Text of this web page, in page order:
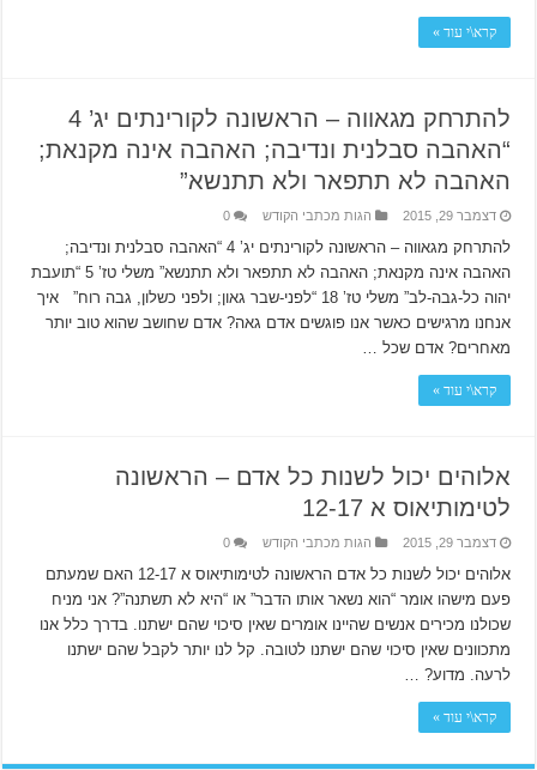
קרא\י עוד »
להתרחק מגאווה – הראשונה לקורינתים יג’ 4
“האהבה סבלנית ונדיבה; האהבה אינה מקנאת;
האהבה לא תתפאר ולא תתנשא”
דצמבר 29, 2015 הגות מכתבי הקודש 0
להתרחק מגאווה – הראשונה לקורינתים יג’ 4 “האהבה סבלנית ונדיבה;
האהבה אינה מקנאת; האהבה לא תתפאר ולא תתנשא” משלי טז’ 5 “תועבת
יהוה כל-גבה-לב” משלי טז’ 18 “לפני-שבר גאון; ולפני כשלון, גבה רוח” איך
אנחנו מרגישים כאשר אנו פוגשים אדם גאה? אדם שחושב שהוא טוב יותר
מאחרים? אדם שכל …
קרא\י עוד »
אלוהים יכול לשנות כל אדם – הראשונה
לטימותיאוס א 12-17
דצמבר 29, 2015 הגות מכתבי הקודש 0
אלוהים יכול לשנות כל אדם הראשונה לטימותיאוס א 12-17 האם שמעתם
פעם מישהו אומר “הוא נשאר אותו הדבר” או “היא לא תשתנה”? אני מניח
שכולנו מכירים אנשים שהיינו אומרים שאין סיכוי שהם ישתנו. בדרך כלל אנו
מתכוונים שאין סיכוי שהם ישתנו לטובה. קל לנו יותר לקבל שהם ישתנו
לרעה. מדוע? …
קרא\י עוד »